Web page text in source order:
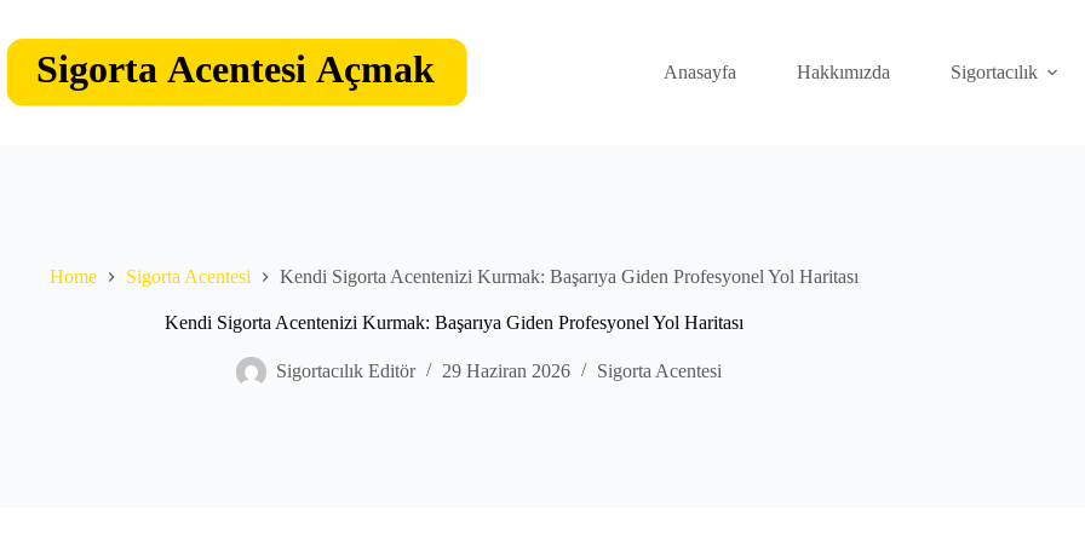
content
Anasayfa
Hakkımızda Sigortacılık
Home Sigorta Acentesi Kendi Sigorta Acentenizi Kurmak: Başarıya Giden Profesyonel Yol Haritası
Kendi Sigorta Acentenizi Kurmak: Başarıya Giden Profesyonel Yol Haritası
Sigortacılık Editör 29 Haziran 2026 Sigorta Acentesi